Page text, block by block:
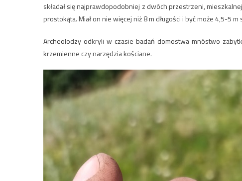
składał się najprawdopodobniej z dwóch przestrzeni,
prostokąta. Miał on nie więcej niż 8 m długości i być może 4,5-5 m
Archeolodzy odkryli w czasie badań domostwa mnóstwo
krzemienne czy narzędzia kościane.